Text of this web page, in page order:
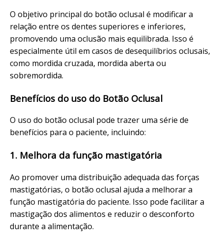
O objetivo principal do botão oclusal é modificar a
relação entre os dentes superiores e inferiores,
promovendo uma oclusão mais equilibrada. Isso é
especialmente útil em casos de desequilíbrios oclusais,
como mordida cruzada, mordida aberta ou
sobremordida.
Benefícios do uso do Botão Oclusal
O uso do botão oclusal pode trazer uma série de
benefícios para o paciente, incluindo:
1. Melhora da função mastigatória
Ao promover uma distribuição adequada das forças
mastigatórias, o botão oclusal ajuda a melhorar a
função mastigatória do paciente. Isso pode facilitar a
mastigação dos alimentos e reduzir o desconforto
durante a alimentação.